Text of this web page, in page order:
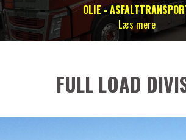
OLIE -
Læs mere
FULL LOAD